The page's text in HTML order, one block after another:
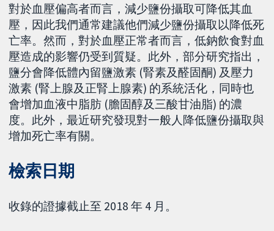
對於血壓偏高者而言，減少鹽份攝取可降低其血
壓，因此我們通常建議他們減少鹽份攝取以降低死
亡率。然而，對於血壓正常者而言，低鈉飲食對血
壓造成的影響仍受到質疑。此外，部分研究指出，
鹽分會降低體內留鹽激素 (腎素及醛固酮) 及壓力
激素 (腎上腺及正腎上腺素) 的系統活化，同時也
會增加血液中脂肪 (膽固醇及三酸甘油脂) 的濃
度。此外，最近研究發現對一般人降低鹽份攝取與
增加死亡率有關。
檢索日期
收錄的證據截止至 2018 年 4 月。